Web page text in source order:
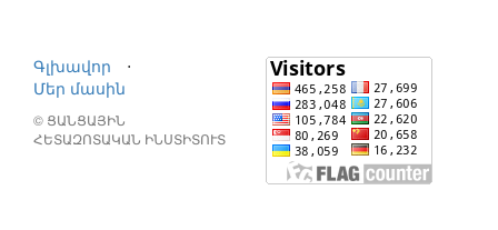
Գլխավոր
⋅
Մեր մասին
© ՑԱՆՑԱՅԻՆ
ՀԵՏԱԶՈՏԱԿԱՆ ԻՆՍՏԻՏՈՒՏ